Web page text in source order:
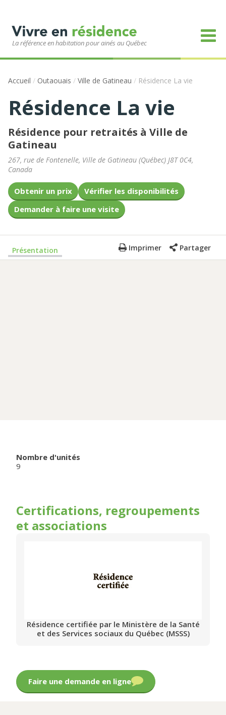
La référence en habitation pour ainés au Québec
Accueil / Outaouais / Ville de Gatineau / Résidence La vie
Résidence La vie
Résidence pour retraités à Ville de
Gatineau
267, rue de Fontenelle, Ville de Gatineau (Québec) J8T 0C4,
Canada
Obtenir un prix
Vérifier les disponibilités
Demander à faire une visite
Présentation Imprimer Partager
Nombre d'unités
9
Certifications, regroupements
et associations
Résidence certifiée par le Ministère de la Santé
et des Services sociaux du Québec (MSSS)
Faire une demande en ligne